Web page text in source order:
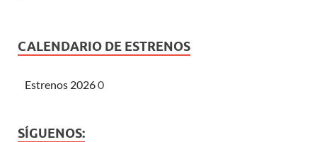
CALENDARIO DE ESTRENOS
Estrenos 20260
SÍGUENOS: